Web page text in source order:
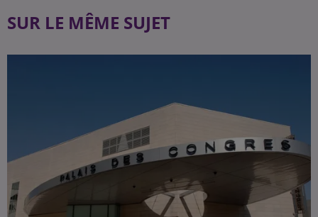
SUR LE MÊME SUJET